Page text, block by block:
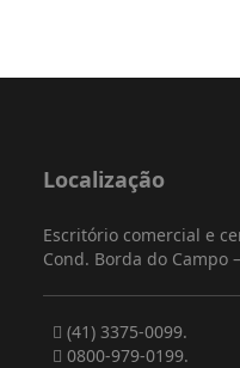
Localização
Escritório comercial e
Cond. Borda do Campo
(41) 3375-0099.
0800-979-0199.